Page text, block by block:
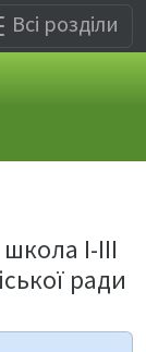
Всі розділи
І-ІІІ
ради